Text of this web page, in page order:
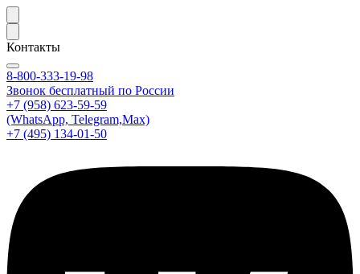
Контакты
8-800-333-19-98
Звонок бесплатный по России
+7 (958) 623-59-59
(WhatsApp, Telegram,Max)
+7 (495) 134-01-50